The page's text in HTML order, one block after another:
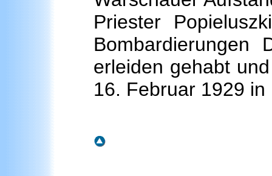
Priester
Bombardierungen
erleiden gehabt
16. Februar 1929